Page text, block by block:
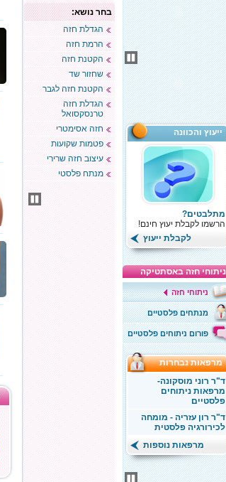
ייעוץ והכוונה
מתלבטים?
הרשמו לקבלת יעוץ חינם!
לקבלת ייעוץ
ניתוחי חזה באסתטיקה
ניתוחי חזה
מנתחים פלסטיים
פורום ניתוחים פלסטיים
נבחרות
ד"ר רוני מוסקונה-
מרפאות ניתוחים
פלסטיים
ד"ר רון עזריה - מומחה
לכירורגיה פלסטית
מרפאות נוספות
בחר נושא:
הגדלת חזה
הרמת חזה
הקטנת חזה
שחזור שד
הקטנת חזה לגבר
הגדלת חזה
טרנסקסואל
חזה אסימטרי
פטמות שקועות
עיצוב חזה שרירי
מנתח פלסטי